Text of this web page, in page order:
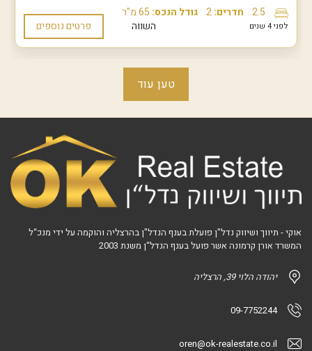
2.5 חדרים:2 גודל הנכס: 65 מ"ר
לפני 4 שנים השווה פרטים נוספים
טען עוד
אוקי - תיווך ושיווק נדל"ן פועלת בענף הנדל"ן בהרצליה והוקמה על ידי מנכ“ל
המשרד אורן קרמונה אשר פועל בענף הנדל“ן משנת 2003
יהודה הלוי 39, הרצליה
09-7752244
oren@ok-realestate.co.il